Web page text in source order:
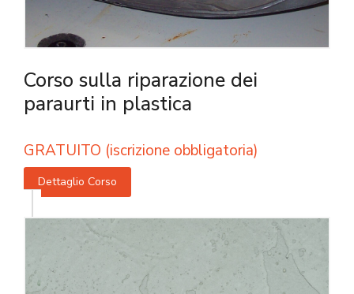
Corso sulla riparazione dei
paraurti in plastica
GRATUITO (iscrizione obbligatoria)
Dettaglio Corso